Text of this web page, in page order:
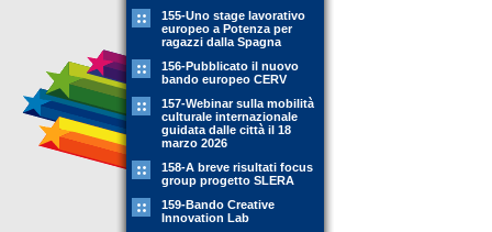
155-Uno stage lavorativo
europeo a Potenza per
ragazzi dalla Spagna
156-Pubblicato il nuovo
bando europeo CERV
157-Webinar sulla mobilità
culturale internazionale
guidata dalle città il 18
marzo 2026
158-A breve risultati focus
group progetto SLERA
159-Bando Creative
Innovation Lab